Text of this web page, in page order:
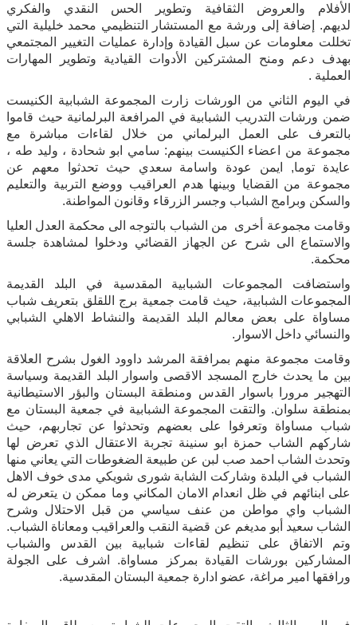
الأفلام والعروض الثقافية وتطوير الحس النقدي والفكري
لديهم.
إضافة إلى ورشة مع المستشار التنظيمي محمد خليلية التي
تخللت معلومات عن سبل القيادة وإدارة عمليات التغيير المجتمعي
بهدف دعم ومنح المشتركين الأدوات القيادية وتطوير المهارات
العملية .
في اليوم الثاني من الورشات زارت المجموعة الشبابية الكنيست
ضمن ورشات التدريب الشبابية في المرافعة البرلمانية حيث قاموا
بالتعرف على العمل البرلماني من خلال لقاءات مباشرة مع
مجموعة من اعضاء الكنيست بينهم: سامي ابو شحادة ، وليد طه ،
عايدة توما,
ايمن عودة واسامة سعدي حيث تحدثوا معهم عن
مجموعة من القضايا وبينها هدم العراقيب ووضع التربية والتعليم
والسكن وبرامج الشباب وجسر الزرقاء وقانون المواطنة.
وقامت مجموعة أخرى من الشباب بالتوجه الى محكمة العدل العليا
والاستماع الى شرح عن الجهاز القضائي ودخلوا لمشاهدة جلسة
محكمة.
واستضافت المجموعات الشبابية المقدسية في البلد القديمة
المجموعات الشبابية، حيث قامت جمعية برج اللقلق بتعريف شباب
مساواة على بعض معالم البلد القديمة والنشاط الاهلي الشبابي
والنسائي داخل الاسوار.
وقامت مجموعة منهم بمرافقة المرشد داوود الغول بشرح العلاقة
بين ما يحدث خارج المسجد الاقصى واسوار البلد القديمة وسياسة
التهجير مرورا باسوار القدس ومنطقة البستان والبؤر الاستيطانية
بمنطقة سلوان. والتقت المجموعة الشبابية في جمعية البستان مع
شباب مساواة وتعرفوا على بعضهم وتحدثوا عن تجاربهم، حيث
شاركهم الشاب حمزة ابو سنينة تجربة الاعتقال الذي تعرض لها
وتحدث الشاب احمد صب لبن عن طبيعة الضغوطات التي يعاني منها
الشباب في البلدة وشاركت الشابة شورى شويكي مدى خوف الاهل
على ابنائهم في ظل انعدام الامان المكاني وما ممكن ن يتعرض له
الشباب واي مواطن من عنف سياسي من قبل الاحتلال وشرح
الشاب سعيد أبو مديغم عن قضية النقب والعراقيب ومعاناة الشباب.
وتم الاتفاق على تنظيم لقاءات شبابية بين القدس والشباب
المشاركين بورشات القيادة بمركز مساواة. اشرف على الجولة
ورافقها امير مراغة، عضو ادارة جمعية البستان المقدسية.